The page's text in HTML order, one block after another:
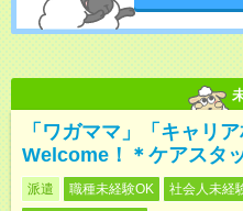
「ワガママ」「キャリ
Welcome！＊ケアスタ
派遣 職種未経験OK 社会人未経